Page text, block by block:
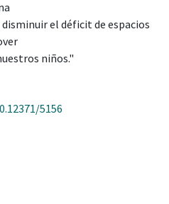
el déficit de espacios
niños."
5156